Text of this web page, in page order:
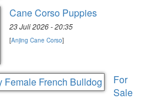
Cane Corso Puppies
23 Juli 2026 - 20:35
[Anjing Cane Corso]
For
Sale